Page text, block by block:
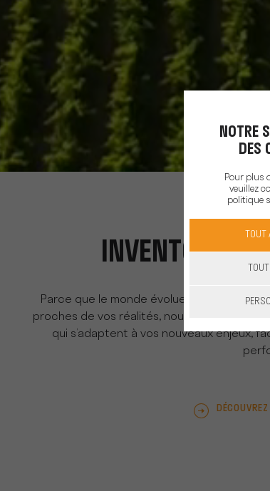
INVENTONS
Parce que le monde évolue sans cesse,
proches de vos réalités, nous mettons
qui s’adaptent à vos nouveaux enjeux,
NOTRE
DES
Pour plus
veuillez
politique
TOUT